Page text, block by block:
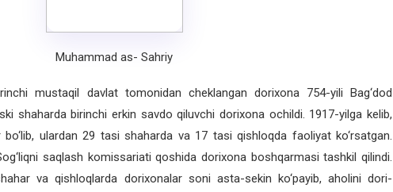
Muhammad as- Sahriy
mustaqil davlat tomonidan cheklangan dorixona 754-yili Bag‘dod
shaharda birinchi erkin savdo qiluvchi dorixona ochildi. 1917-yilga kelib,
ulardan 29 tasi shaharda va 17 tasi qishloqda faoliyat ko‘rsatgan.
saqlash komissariati qoshida dorixona boshqarmasi tashkil qilindi.
va qishloqlarda dorixonalar soni asta-sekin ko‘payib, aholini dori-